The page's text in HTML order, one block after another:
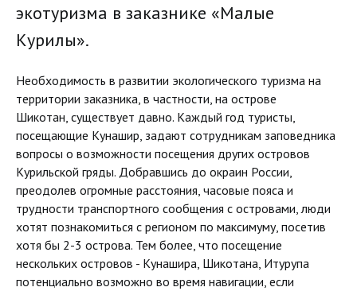
экотуризма в заказнике «Малые
Курилы».
Необходимость в развитии экологического туризма на
территории заказника, в частности, на острове
Шикотан, существует давно. Каждый год туристы,
посещающие Кунашир, задают сотрудникам заповедника
вопросы о возможности посещения других островов
Курильской гряды. Добравшись до окраин России,
преодолев огромные расстояния, часовые пояса и
трудности транспортного сообщения с островами, люди
хотят познакомиться с регионом по максимуму, посетив
хотя бы 2-3 острова. Тем более, что посещение
нескольких островов - Кунашира, Шикотана, Итурупа
потенциально возможно во время навигации, если